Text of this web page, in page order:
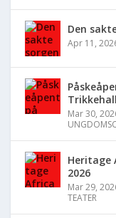
Den
Apr 11,
Mar 30,
Heritage
2026
Mar 29,
TEATER